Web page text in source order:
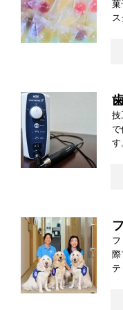
菓
技
で
す
テ